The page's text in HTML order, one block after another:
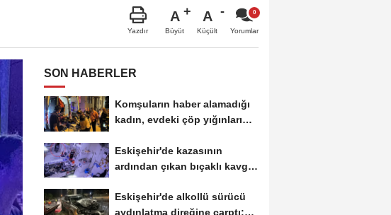
Yazdır
A
Büyüt
A
Küçült Yorumlar
SON HABERLER
Komşuların haber alamadığı
kadın, evdeki çöp yığınları
Eskişehir'de kazasının
ardından çıkan bıçaklı kavga
Eskişehir'de alkollü sürücü
aydınlatma direğine çarptı;